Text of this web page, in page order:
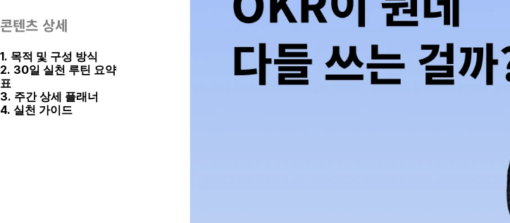
콘텐츠 상세
1. 목적 및 구성 방식
2. 30일 실천 루틴 요약
표
3. 주간 상세 플래너
4. 실천 가이드